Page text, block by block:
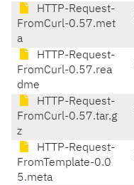
HTTP-Request-
FromCurl-0.57.met
a
HTTP-Request-
FromCurl-0.57.rea
dme
HTTP-Request-
FromCurl-0.57.tar.g
z
HTTP-Request-
FromTemplate-0.0
5.meta